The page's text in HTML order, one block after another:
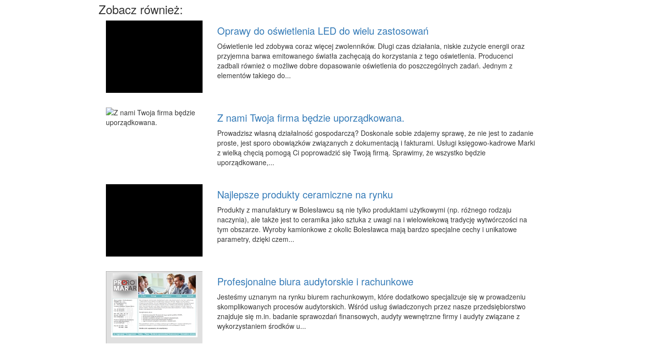
Zobacz również:
Oprawy do oświetlenia LED do wielu zastosowań
Oświetlenie led zdobywa coraz więcej zwolenników. Długi czas działania, niskie zużycie energii oraz
przyjemna barwa emitowanego światła zachęcają do korzystania z tego oświetlenia. Producenci
zadbali również o możliwe dobre dopasowanie oświetlenia do poszczególnych zadań. Jednym z
elementów takiego do...
Z nami Twoja firma będzie uporządkowana.
Prowadzisz własną działalność gospodarczą? Doskonale sobie zdajemy sprawę, że nie jest to zadanie
proste, jest sporo obowiązków związanych z dokumentacją i fakturami. Usługi księgowo-kadrowe Marki
z wielką chęcią pomogą Ci poprowadzić się Twoją firmą. Sprawimy, że wszystko będzie
uporządkowane,...
Najlepsze produkty ceramiczne na rynku
Produkty z manufaktury w Bolesławcu są nie tylko produktami użytkowymi (np. różnego rodzaju
naczynia), ale także jest to ceramika jako sztuka z uwagi na i wielowiekową tradycję wytwórczości na
tym obszarze. Wyroby kamionkowe z okolic Bolesławca mają bardzo specjalne cechy i unikatowe
parametry, dzięki czem...
Profesjonalne biura audytorskie i rachunkowe
Jesteśmy uznanym na rynku biurem rachunkowym, które dodatkowo specjalizuje się w prowadzeniu
skomplikowanych procesów audytorskich. Wśród usług świadczonych przez nasze przedsiębiorstwo
znajduje się m.in. badanie sprawozdań finansowych, audyty wewnętrzne firmy i audyty związane z
wykorzystaniem środków u...